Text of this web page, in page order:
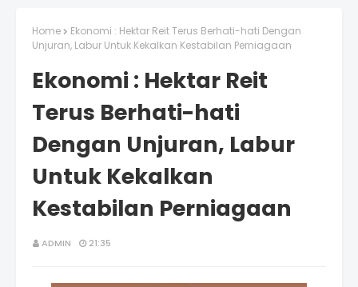
Home
Ekonomi : Hektar Reit Terus Berhati-hati Dengan
Unjuran, Labur Untuk Kekalkan Kestabilan Perniagaan
Ekonomi : Hektar Reit
Terus Berhati-hati
Dengan Unjuran, Labur
Untuk Kekalkan
Kestabilan Perniagaan
ADMIN 21:35